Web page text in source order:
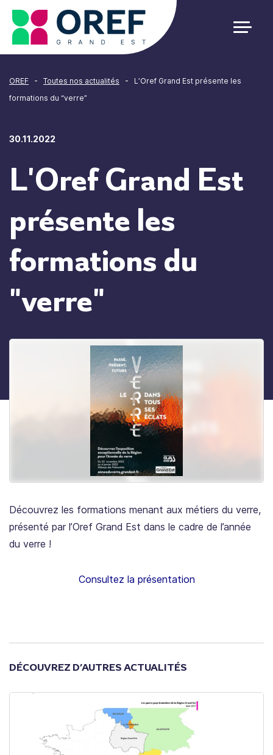
OREF - Toutes nos actualités -
L’Oref Grand Est présente les
formations du “verre”
30.11.2022
L'Oref Grand Est
présente les
formations du
"verre"
Découvrez les formations menant aux métiers du verre,
présenté par l’Oref Grand Est dans le cadre de l’année
du verre !
Consultez la présentation
DÉCOUVREZ D’AUTRES ACTUALITÉS